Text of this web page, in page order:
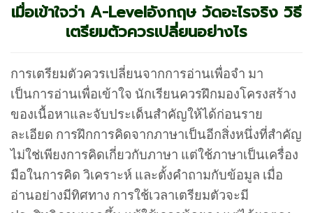
เมื่อเข้าใจว่า A-Levelอังกฤษ วัดอะไรจริง วิธี
เตรียมตัวควรเปลี่ยนอย่างไร
การเตรียมตัวควรเปลี่ยนจากการอ่านเพื่อจำ มา
เป็นการอ่านเพื่อเข้าใจ นักเรียนควรฝึกมองโครงสร้าง
ของเนื้อหาและจับประเด็นสำคัญให้ได้ก่อนราย
ละเอียด การฝึกการคิดจากภาษาเป็นอีกสิ่งหนึ่งที่สำคัญ
ไม่ใช่เพียงการคิดเกี่ยวกับภาษา แต่ใช้ภาษาเป็นเครื่อง
มือในการคิด วิเคราะห์ และตั้งคำถามกับข้อมูล เมื่อ
อ่านอย่างมีทิศทาง การใช้เวลาเตรียมตัวจะมี